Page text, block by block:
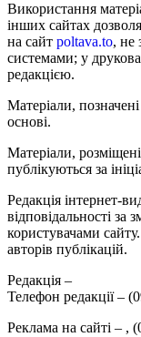
Використання
інших сайтах
на сайт poltava.to, не
системами; у
редакцією.
Матеріали,
основі.
Матеріали,
публікуються за
Редакція інтернет-
відповідальності за
користувачами
авторів публікацій.
Редакція –
Телефон редакції –
Реклама на сайті – ,